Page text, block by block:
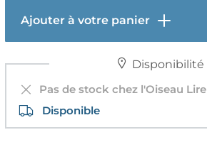
Ajouter à votre panier
Disponibilité
Pas de stock chez l'Oiseau Lire
Disponible